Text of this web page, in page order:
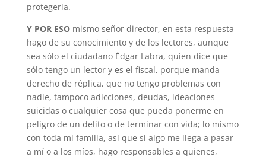
protegerla.
Y POR ESO mismo señor director, en esta respuesta
hago de su conocimiento y de los lectores, aunque
sea sólo el ciudadano Édgar Labra, quien dice que
sólo tengo un lector y es el fiscal, porque manda
derecho de réplica, que no tengo problemas con
nadie, tampoco adicciones, deudas, ideaciones
suicidas o cualquier cosa que pueda ponerme en
peligro de un delito o de terminar con vida; lo mismo
con toda mi familia, así que si algo me llega a pasar
a mí o a los míos, hago responsables a quienes,